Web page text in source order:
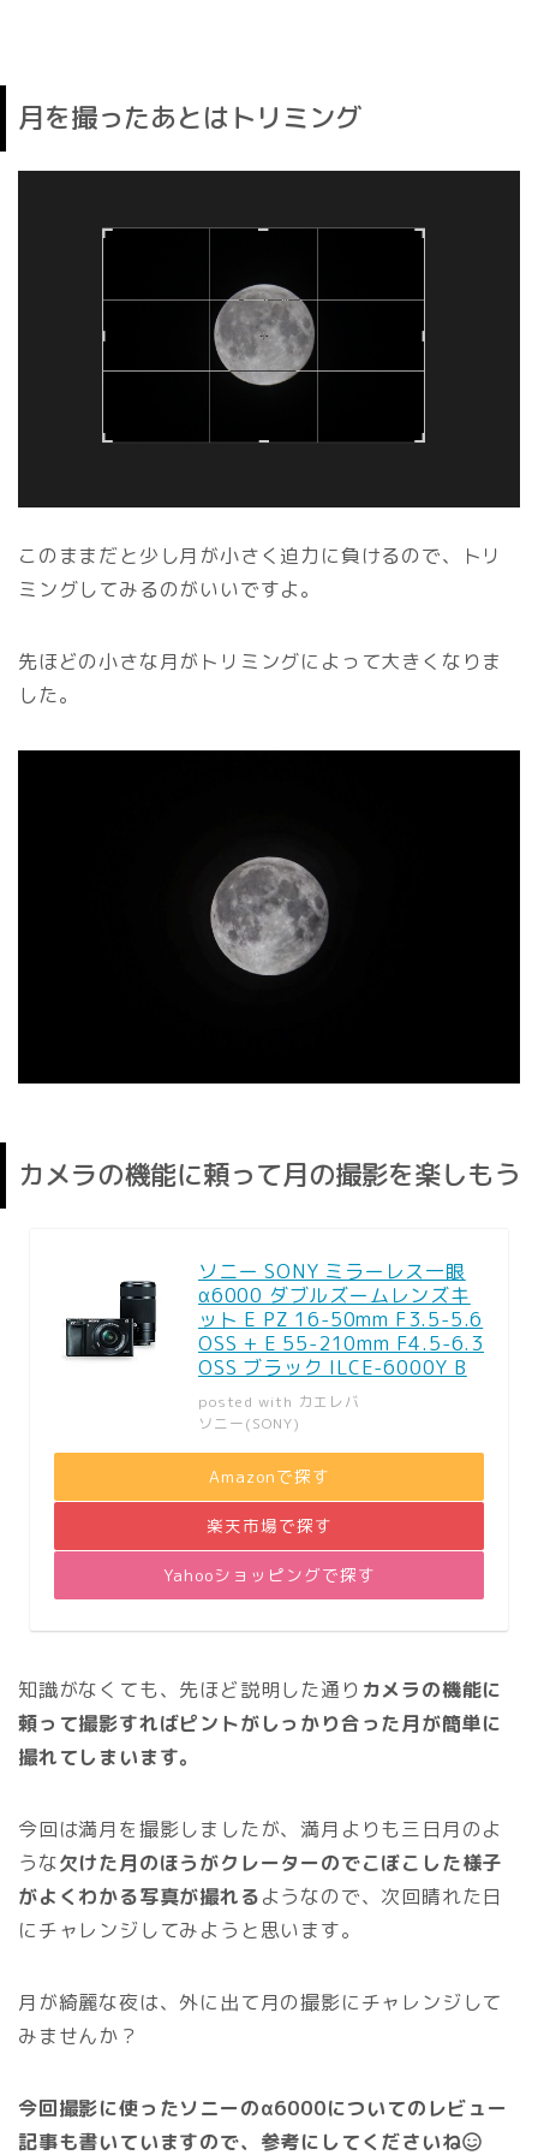
月を撮ったあとはトリミング
このままだと少し月が小さく迫力に負けるので、トリ
ミングしてみるのがいいですよ。
先ほどの小さな月がトリミングによって大きくなりま
した。
カメラの機能に頼って月の撮影を楽しもう
ソニー SONY ミラーレス一眼
α6000 ダブルズームレンズキ
ット E PZ 16-50mm F3.5-5.6
OSS + E 55-210mm F4.5-6.3
OSS ブラック ILCE-6000Y B
posted with カエレバ
ソニー(SONY)
Amazonで探す
楽天市場で探す
Yahooショッピングで探す
知識がなくても、先ほど説明した通り カメラの機能に
頼って撮影すればピントがしっかり合った月が簡単に
撮れてしまいます。
今回は満月を撮影しましたが、満月よりも三日月のよ
うな欠けた月のほうがクレーターのでこぼこした様子
がよくわかる写真が撮れるようなので、次回晴れた日
にチャレンジしてみようと思います。
月が綺麗な夜は、外に出て月の撮影にチャレンジして
みませんか？
今回撮影に使ったソニーのα6000についてのレビュー
記事も書いていますので、参考にしてくださいね